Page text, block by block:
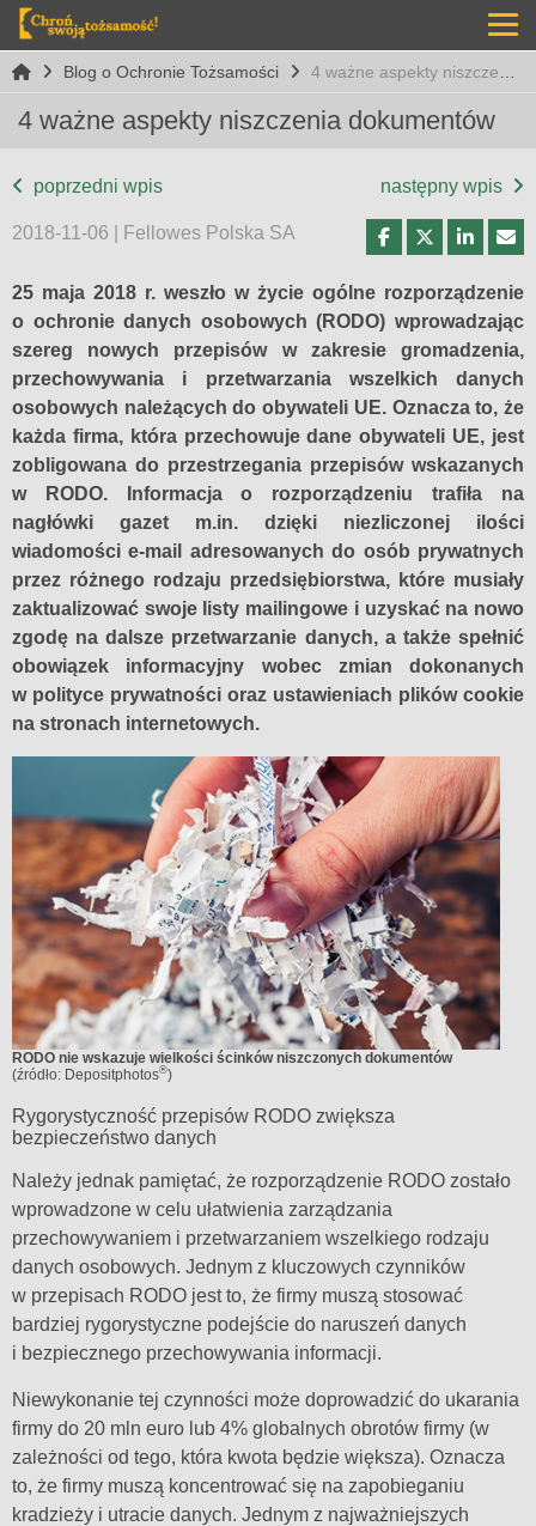
Blog o Ochronie Tożsamości 4 ważne aspekty niszczenia dokumentów
4 ważne aspekty niszczenia dokumentów
poprzedni wpis następny wpis
2018-11-06 | Fellowes Polska SA
25 maja 2018 r. weszło w życie ogólne rozporządzenie
o ochronie danych osobowych (RODO) wprowadzając
szereg nowych przepisów w zakresie gromadzenia,
przechowywania i przetwarzania wszelkich danych
osobowych należących do obywateli UE. Oznacza to, że
każda firma, która przechowuje dane obywateli UE, jest
zobligowana do przestrzegania przepisów wskazanych
w RODO. Informacja o rozporządzeniu trafiła na
nagłówki gazet m.in. dzięki niezliczonej ilości
wiadomości e-mail adresowanych do osób prywatnych
przez różnego rodzaju przedsiębiorstwa, które musiały
zaktualizować swoje listy mailingowe i uzyskać na nowo
zgodę na dalsze przetwarzanie danych, a także spełnić
obowiązek informacyjny wobec zmian dokonanych
w polityce prywatności oraz ustawieniach plików cookie
na stronach internetowych.
RODO nie wskazuje wielkości ścinków niszczonych dokumentów
(źródło: Depositphotos®)
Rygorystyczność przepisów RODO zwiększa
bezpieczeństwo danych
Należy jednak pamiętać, że rozporządzenie RODO zostało
wprowadzone w celu ułatwienia zarządzania
przechowywaniem i przetwarzaniem wszelkiego rodzaju
danych osobowych. Jednym z kluczowych czynników
w przepisach RODO jest to, że firmy muszą stosować
bardziej rygorystyczne podejście do naruszeń danych
i bezpiecznego przechowywania informacji.
Niewykonanie tej czynności może doprowadzić do ukarania
firmy do 20 mln euro lub 4% globalnych obrotów firmy (w
zależności od tego, która kwota będzie większa). Oznacza
to, że firmy muszą koncentrować się na zapobieganiu
kradzieży i utracie danych. Jednym z najważniejszych